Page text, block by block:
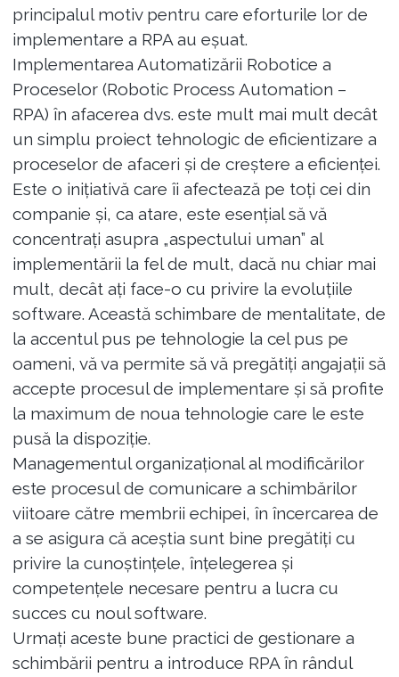
principalul motiv pentru care eforturile lor de
implementare a RPA au eșuat.
Implementarea Automatizării Robotice a
Proceselor (Robotic Process Automation –
RPA) în afacerea dvs. este mult mai mult decât
un simplu proiect tehnologic de eficientizare a
proceselor de afaceri și de creștere a eficienței.
Este o inițiativă care îi afectează pe toți cei din
companie și, ca atare, este esențial să vă
concentrați asupra „aspectului uman” al
implementării la fel de mult, dacă nu chiar mai
mult, decât ați face-o cu privire la evoluțiile
software. Această schimbare de mentalitate, de
la accentul pus pe tehnologie la cel pus pe
oameni, vă va permite să vă pregătiți angajații să
accepte procesul de implementare și să profite
la maximum de noua tehnologie care le este
pusă la dispoziție.
Managementul organizațional al modificărilor
este procesul de comunicare a schimbărilor
viitoare către membrii echipei, în încercarea de
a se asigura că aceștia sunt bine pregătiți cu
privire la cunoștințele, înțelegerea și
competențele necesare pentru a lucra cu
succes cu noul software.
Urmați aceste bune practici de gestionare a
schimbării pentru a introduce RPA în rândul